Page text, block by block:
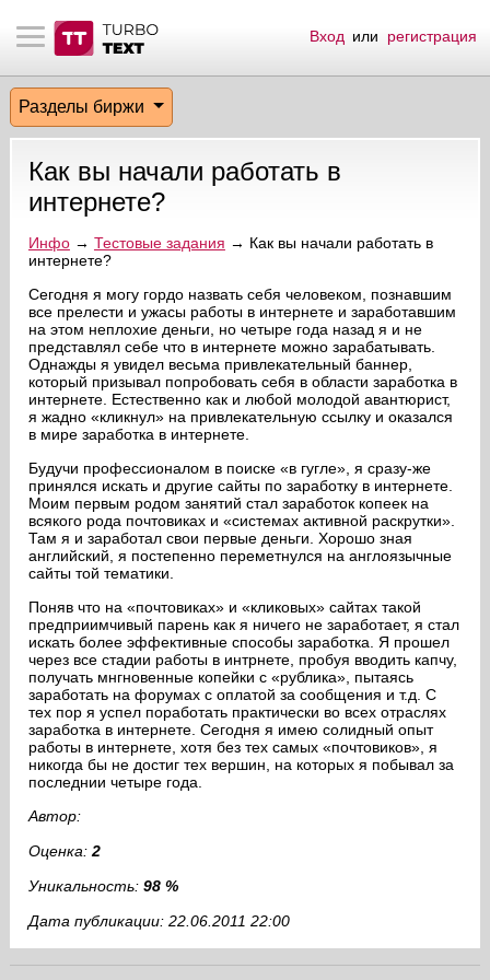
материалы
биржи
эфир
на сайте
пользователей
сообщения
по форуму
Вход или регистрация
Разделы биржи
Как вы начали работать в
интернете?
Инфо→ Тестовые задания → Как вы начали работать в
интернете?
Сегодня я могу гордо назвать себя человеком, познавшим
все прелести и ужасы работы в интернете и заработавшим
на этом неплохие деньги, но четыре года назад я и не
представлял себе что в интернете можно зарабатывать.
Однажды я увидел весьма привлекательный баннер,
который призывал попробовать себя в области заработка в
интернете. Естественно как и любой молодой авантюрист,
я жадно «кликнул» на привлекательную ссылку и оказался
в мире заработка в интернете.
Будучи профессионалом в поиске «в гугле», я сразу-же
принялся искать и другие сайты по заработку в интернете.
Моим первым родом занятий стал заработок копеек на
всякого рода почтовиках и «системах активной раскрутки».
Там я и заработал свои первые деньги. Хорошо зная
английский, я постепенно переметнулся на англоязычные
сайты той тематики.
Поняв что на «почтовиках» и «кликовых» сайтах такой
предприимчивый парень как я ничего не заработает, я стал
искать более эффективные способы заработка. Я прошел
через все стадии работы в интрнете, пробуя вводить капчу,
получать мнгновенные копейки с «рублика», пытаясь
заработать на форумах с оплатой за сообщения и т.д. С
тех пор я успел поработать практически во всех отраслях
заработка в интернете. Сегодня я имею солидный опыт
работы в интернете, хотя без тех самых «почтовиков», я
никогда бы не достиг тех вершин, на которых я побывал за
последнии четыре года.
Автор:
Оценка: 2
Уникальность: 98 %
Дата публикации: 22.06.2011 22:00